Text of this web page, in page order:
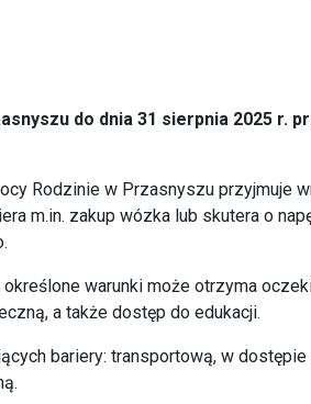
do dnia 31 sierpnia 2025 r.
Rodzinie w Przasnyszu przyjmuje
m.in. zakup wózka lub skutera o
warunki może otrzyma
a także dostęp do edukacji.
bariery: transportową, w